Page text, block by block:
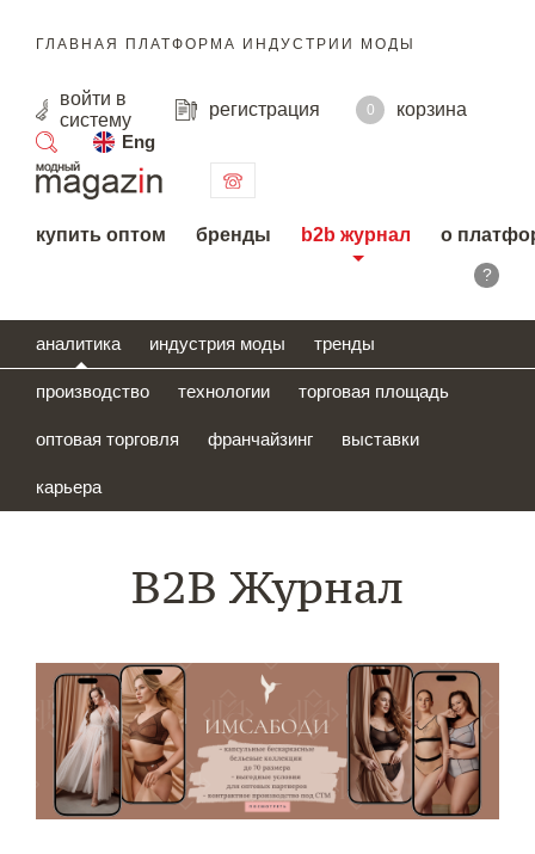
ГЛАВНАЯ ПЛАТФОРМА ИНДУСТРИИ МОДЫ
войти в
систему
регистрация 0
корзина
Eng
поиск
купить оптом бренды b2b журнал о
?
аналитика индустрия моды тренды
производство технологии торговая площадь
оптовая торговля франчайзинг выставки
карьера
B2B Журнал